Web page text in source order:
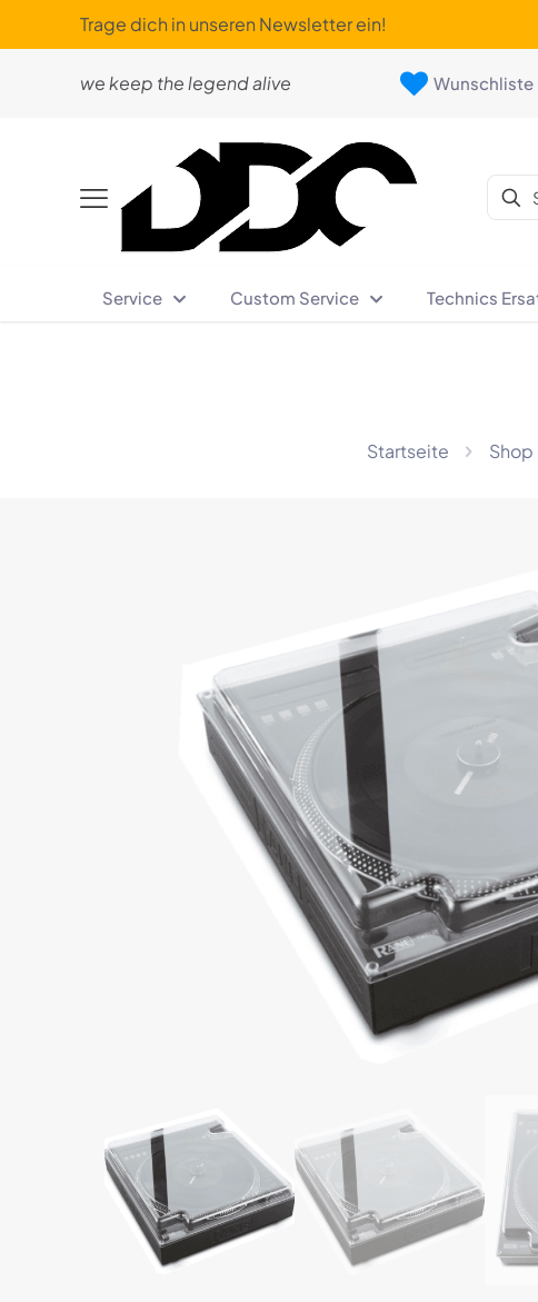
Trage dich in unseren Newsletter ein!
we keep the legend alive Wunschliste
Service Custom Service Technics
Startseite Shop